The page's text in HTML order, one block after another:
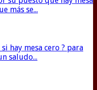
más se...
hay mesa cero ? para
saludo...